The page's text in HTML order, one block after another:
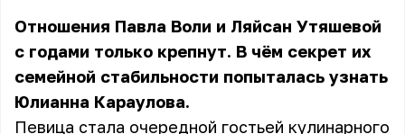
Отношения Павла Воли и Ляйсан Утяшевой
с годами только крепнут. В чём секрет их
семейной стабильности попыталась узнать
Юлианна Караулова.
Певица стала очередной гостьей кулинарного